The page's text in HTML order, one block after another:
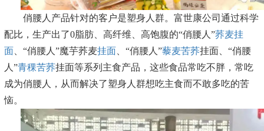
俏腰人产品针对的客户是塑身人群。富世康公司通过科学
配比，生产出了0脂肪、高纤维、高饱腹的“俏腰人”荞麦挂
面 、“俏腰人”魔芋荞麦挂面 、“俏腰人”藜麦苦荞挂面、“俏腰
人”青稞苦荞挂面等系列主食产品，这些食品常吃不胖，常吃
成为俏腰人，从而解决了塑身人群想吃主食而不敢多吃的苦
恼。